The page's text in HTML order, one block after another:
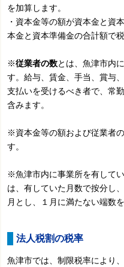
を加算します。
・資本金等の額が資本金と資
本金と資本準備金の合計額で
※従業者の数とは、魚津市内
す。給与、賃金、手当、賞与
支払いを受けるべき者で、常
含みます。
※資本金等の額および従業者
す。
※魚津市内に事業所を有して
は、有していた月数で按分し
月とし、１月に満たない端数
法人税割の税率
魚津市では、制限税率により